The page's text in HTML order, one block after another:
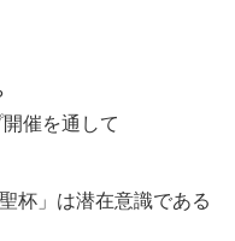
催を通して
杯」は潜在意識である